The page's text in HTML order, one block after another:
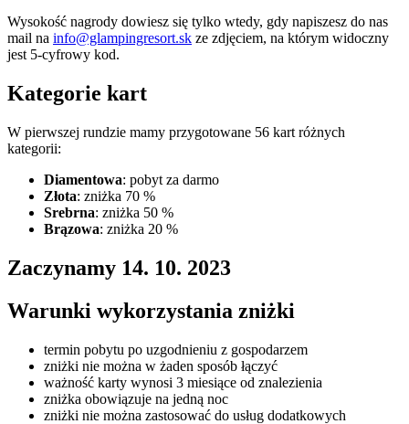
Wysokość nagrody dowiesz się tylko wtedy, gdy napiszesz do nas
mail na info@glampingresort.sk ze zdjęciem, na którym widoczny
jest 5-cyfrowy kod.
Kategorie kart
W pierwszej rundzie mamy przygotowane 56 kart różnych
kategorii:
Diamentowa: pobyt za darmo
Złota: zniżka 70 %
Srebrna: zniżka 50 %
Brązowa: zniżka 20 %
Zaczynamy 14. 10. 2023
Warunki wykorzystania zniżki
termin pobytu po uzgodnieniu z gospodarzem
zniżki nie można w żaden sposób łączyć
ważność karty wynosi 3 miesiące od znalezienia
zniżka obowiązuje na jedną noc
zniżki nie można zastosować do usług dodatkowych